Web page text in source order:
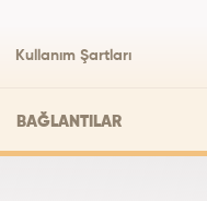
Kullanım Şartları
BAĞLANTILAR